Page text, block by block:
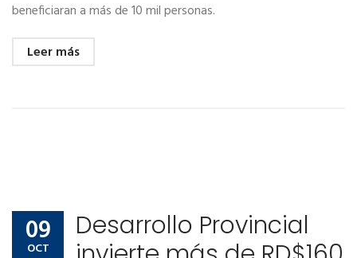
beneficiaran a más de 10 mil personas.
Leer más
09
OCT
Desarrollo Provincial